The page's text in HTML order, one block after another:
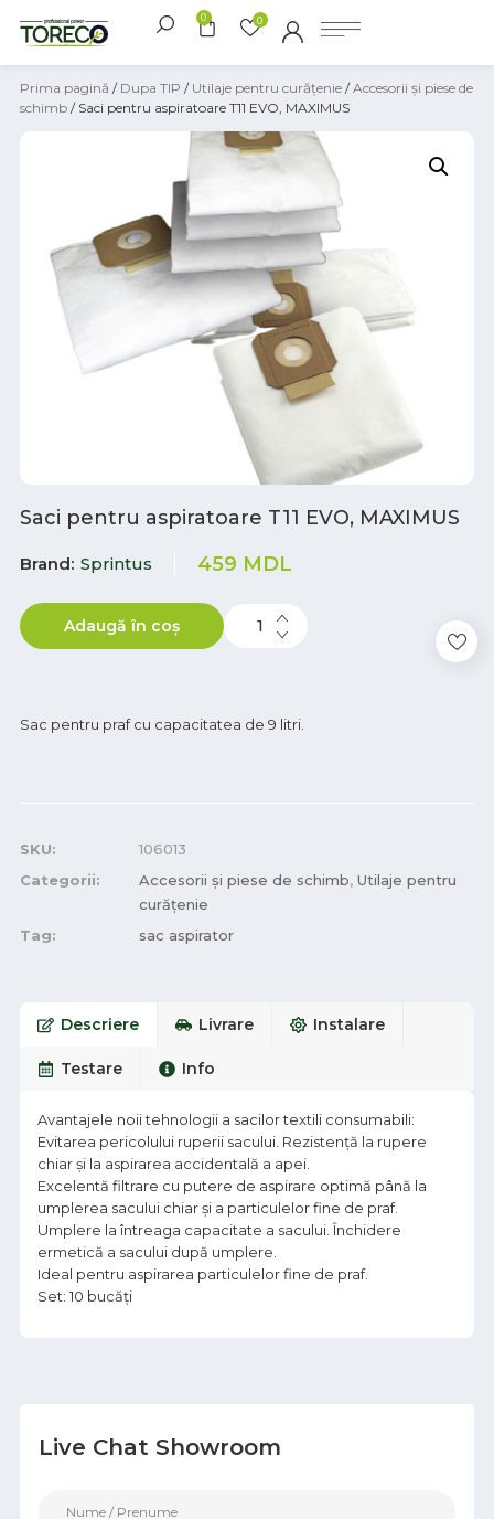
0 0
Prima pagină / Dupa TIP / Utilaje pentru curățenie /Accesorii și piese de
schimb / Saci pentru aspiratoare T11 EVO, MAXIMUS
Live Chat Showroom
Saci pentru aspiratoare T11 EVO, MAXIMUS
Brand Sprintus 459 MDL
Adaugă în coș
Sac pentru praf cu capacitatea de 9 litri.
SKU:
106013
Categorii:
Accesorii și piese de schimb, Utilaje pentru
curățenie
Tag:
sac aspirator
Descriere Livrare Instalare
Testare Info
Avantajele noii tehnologii a sacilor textili consumabili:
Evitarea pericolului ruperii sacului. Rezistență la rupere
chiar și la aspirarea accidentală a apei.
Excelentă filtrare cu putere de aspirare optimă până la
umplerea sacului chiar și a particulelor fine de praf.
Umplere la întreaga capacitate a sacului. Închidere
ermetică a sacului după umplere.
Ideal pentru aspirarea particulelor fine de praf.
Set: 10 bucăți